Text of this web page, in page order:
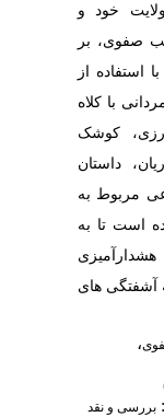
خود و
صفوی، بر
استفاده از
با کلاه
کوشک
داستان
مربوط به
است تا به
آشفتگی های
،
بررسی و نقد